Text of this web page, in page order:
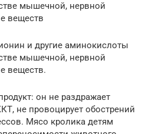
мышечной, нервной
веществ
и другие аминокислоты
мышечной, нервной
веществ.
он не раздражает
не провоцирует обострений
Мясо кролика детям